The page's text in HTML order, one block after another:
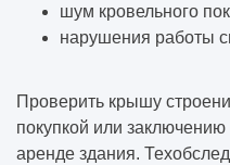
шум кровельного
нарушения работы
Проверить крышу
покупкой или
аренде здания.